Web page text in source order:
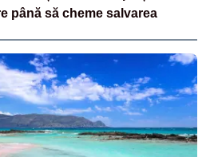
până să cheme salvarea